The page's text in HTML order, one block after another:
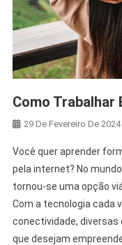
Como Trabalhar
29 De Fevereiro De 2024
Você quer aprender
pela internet? No
tornou-se uma opção
Com a tecnologia cada
conectividade, diversas
que desejam